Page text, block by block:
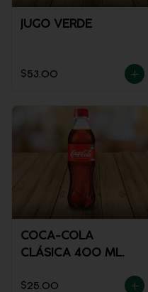
JUGO VERDE
$53.00
COCA-COLA
CLÁSICA 400 ML.
$25.00